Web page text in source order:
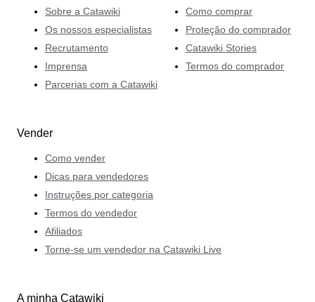
Sobre a Catawiki
Os nossos especialistas
Recrutamento
Imprensa
Parcerias com a Catawiki
Como comprar
Proteção do comprador
Catawiki Stories
Termos do comprador
Vender
Como vender
Dicas para vendedores
Instruções por categoria
Termos do vendedor
Afiliados
Torne-se um vendedor na Catawiki Live
A minha Catawiki